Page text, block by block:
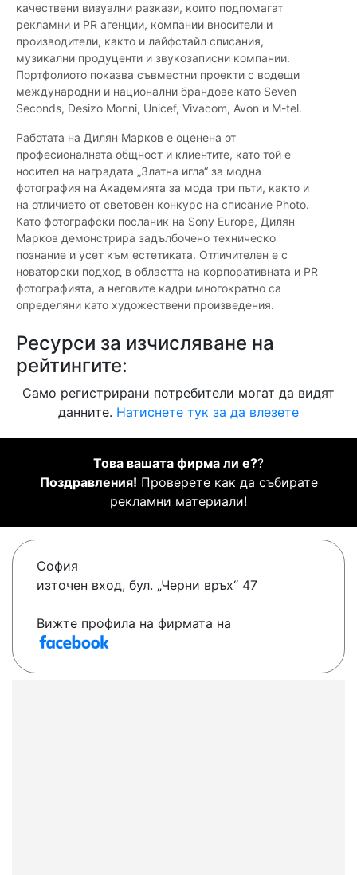
качествени визуални разкази, които подпомагат
рекламни и PR агенции, компании вносители и
производители, както и лайфстайл списания,
музикални продуценти и звукозаписни компании.
Портфолиото показва съвместни проекти с водещи
международни и национални брандове като Seven
Seconds, Desizo Monni, Unicef, Vivacom, Avon и M-tel.
Работата на Дилян Марков е оценена от
професионалната общност и клиентите, като той е
носител на наградата „Златна игла“ за модна
фотография на Академията за мода три пъти, както и
на отличието от световен конкурс на списание Photo.
Като фотографски посланик на Sony Europe, Дилян
Марков демонстрира задълбочено техническо
познание и усет към естетиката. Отличителен е с
новаторски подход в областта на корпоративната и PR
фотографията, а неговите кадри многократно са
определяни като художествени произведения.
Ресурси за изчисляване на
рейтингите:
Само регистрирани потребители могат да видят
данните. Натиснете тук за да влезете
Това вашата фирма ли е??
Поздравления! Проверете как да събирате
рекламни материали!
София
източен вход, бул. „Черни връх“ 47
Вижте профила на фирмата на